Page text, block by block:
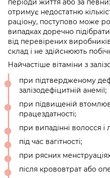
періоди життя або за
отримує недостатню
раціону, поступово може
випадках доречно
від перевірених
склад і не здійснюють
Найчастіше вітаміни з
при підтвердженому
залізодефіцитній анемії;
при підвищеній
працездатності;
при випадінні волосся і
під час вагітності;
при рясних
після крововтрат або